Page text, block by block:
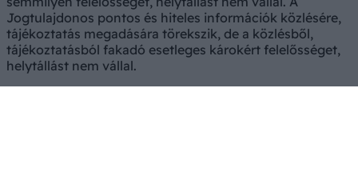
Jogtulajdonos pontos és hiteles információk közlésére,
tájékoztatás megadására törekszik, de a közlésből,
tájékoztatásból fakadó esetleges károkért felelősséget,
helytállást nem vállal.